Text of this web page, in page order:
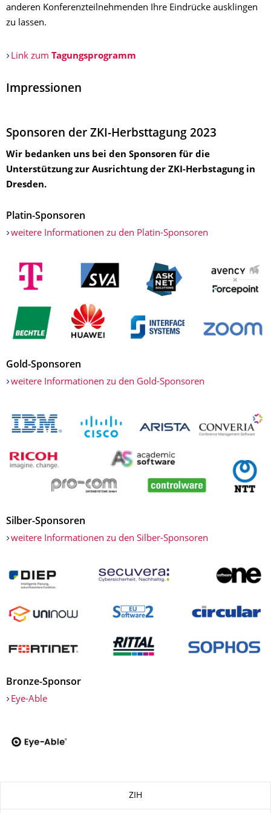
anderen Konferenzteilnehmenden Ihre Eindrücke ausklingen
zu lassen.
Link zum Tagungsprogramm
Impressionen
Sponsoren der ZKI-Herbsttagung 2023
Wir bedanken uns bei den Sponsoren für die
Unterstützung zur Ausrichtung der ZKI-Herbstagung in
Dresden.
Platin-Sponsoren
weitere Informationen zu den Platin-Sponsoren
Gold-Sponsoren
weitere Informationen zu den Gold-Sponsoren
Silber-Sponsoren
weitere Informationen zu den Silber-Sponsoren
Bronze-Sponsor
Eye-Able
ZIH